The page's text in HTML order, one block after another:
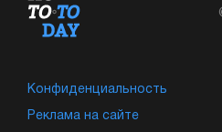
- возможность обменять свой
- автострахование, кредит и лизинг
условиях;
Конфиденциальность
Реклама на сайте